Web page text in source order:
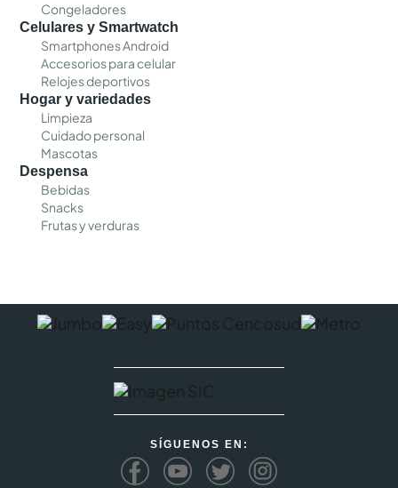
Congeladores
Celulares y Smartwatch
Smartphones Android
Accesorios para celular
Relojes deportivos
Hogar y variedades
Limpieza
Cuidado personal
Mascotas
Despensa
Bebidas
Snacks
Frutas y verduras
SÍGUENOS EN: